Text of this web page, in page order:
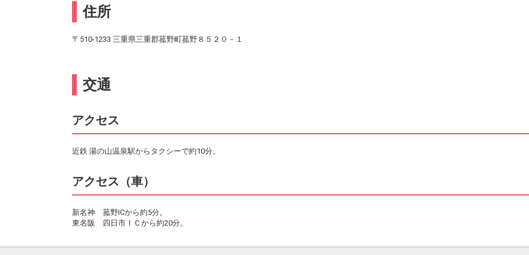
住所
〒510-1233 三重県三重郡菰野町菰野８５２０－１
交通
アクセス
近鉄 湯の山温泉駅からタクシーで約10分。
アクセス（車）
新名神 菰野ICから約5分。
東名阪 四日市ＩＣから約20分。